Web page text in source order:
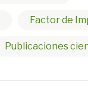
Factor de
Publicaciones